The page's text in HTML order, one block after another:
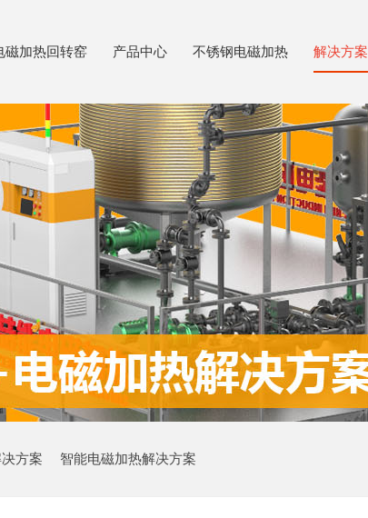
磁加热回转窑 产品中心 不锈钢电磁加热 解决方案
方案 智能电磁加热解决方案